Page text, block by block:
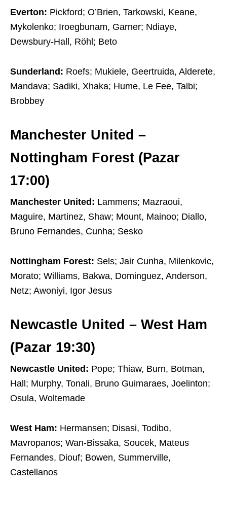
Everton: Pickford; O’Brien, Tarkowski, Keane,
Mykolenko; Iroegbunam, Garner; Ndiaye,
Dewsbury-Hall, Röhl; Beto
Sunderland: Roefs; Mukiele, Geertruida, Alderete,
Mandava; Sadiki, Xhaka; Hume, Le Fee, Talbi;
Brobbey
Manchester United –
Nottingham Forest (Pazar
17:00)
Manchester United: Lammens; Mazraoui,
Maguire, Martinez, Shaw; Mount, Mainoo; Diallo,
Bruno Fernandes, Cunha; Sesko
Nottingham Forest: Sels; Jair Cunha, Milenkovic,
Morato; Williams, Bakwa, Dominguez, Anderson,
Netz; Awoniyi, Igor Jesus
Newcastle United – West Ham
(Pazar 19:30)
Newcastle United: Pope; Thiaw, Burn, Botman,
Hall; Murphy, Tonali, Bruno Guimaraes, Joelinton;
Osula, Woltemade
West Ham: Hermansen; Disasi, Todibo,
Mavropanos; Wan-Bissaka, Soucek, Mateus
Fernandes, Diouf; Bowen, Summerville,
Castellanos